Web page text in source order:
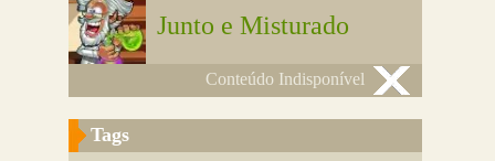
Junto e Misturado
Conteúdo Indisponível
Tags